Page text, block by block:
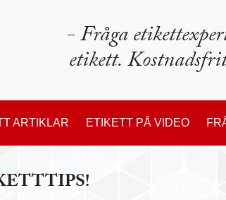
- Fråga
etikett.
ARTIKLAR ETIKETT PÅ VIDEO